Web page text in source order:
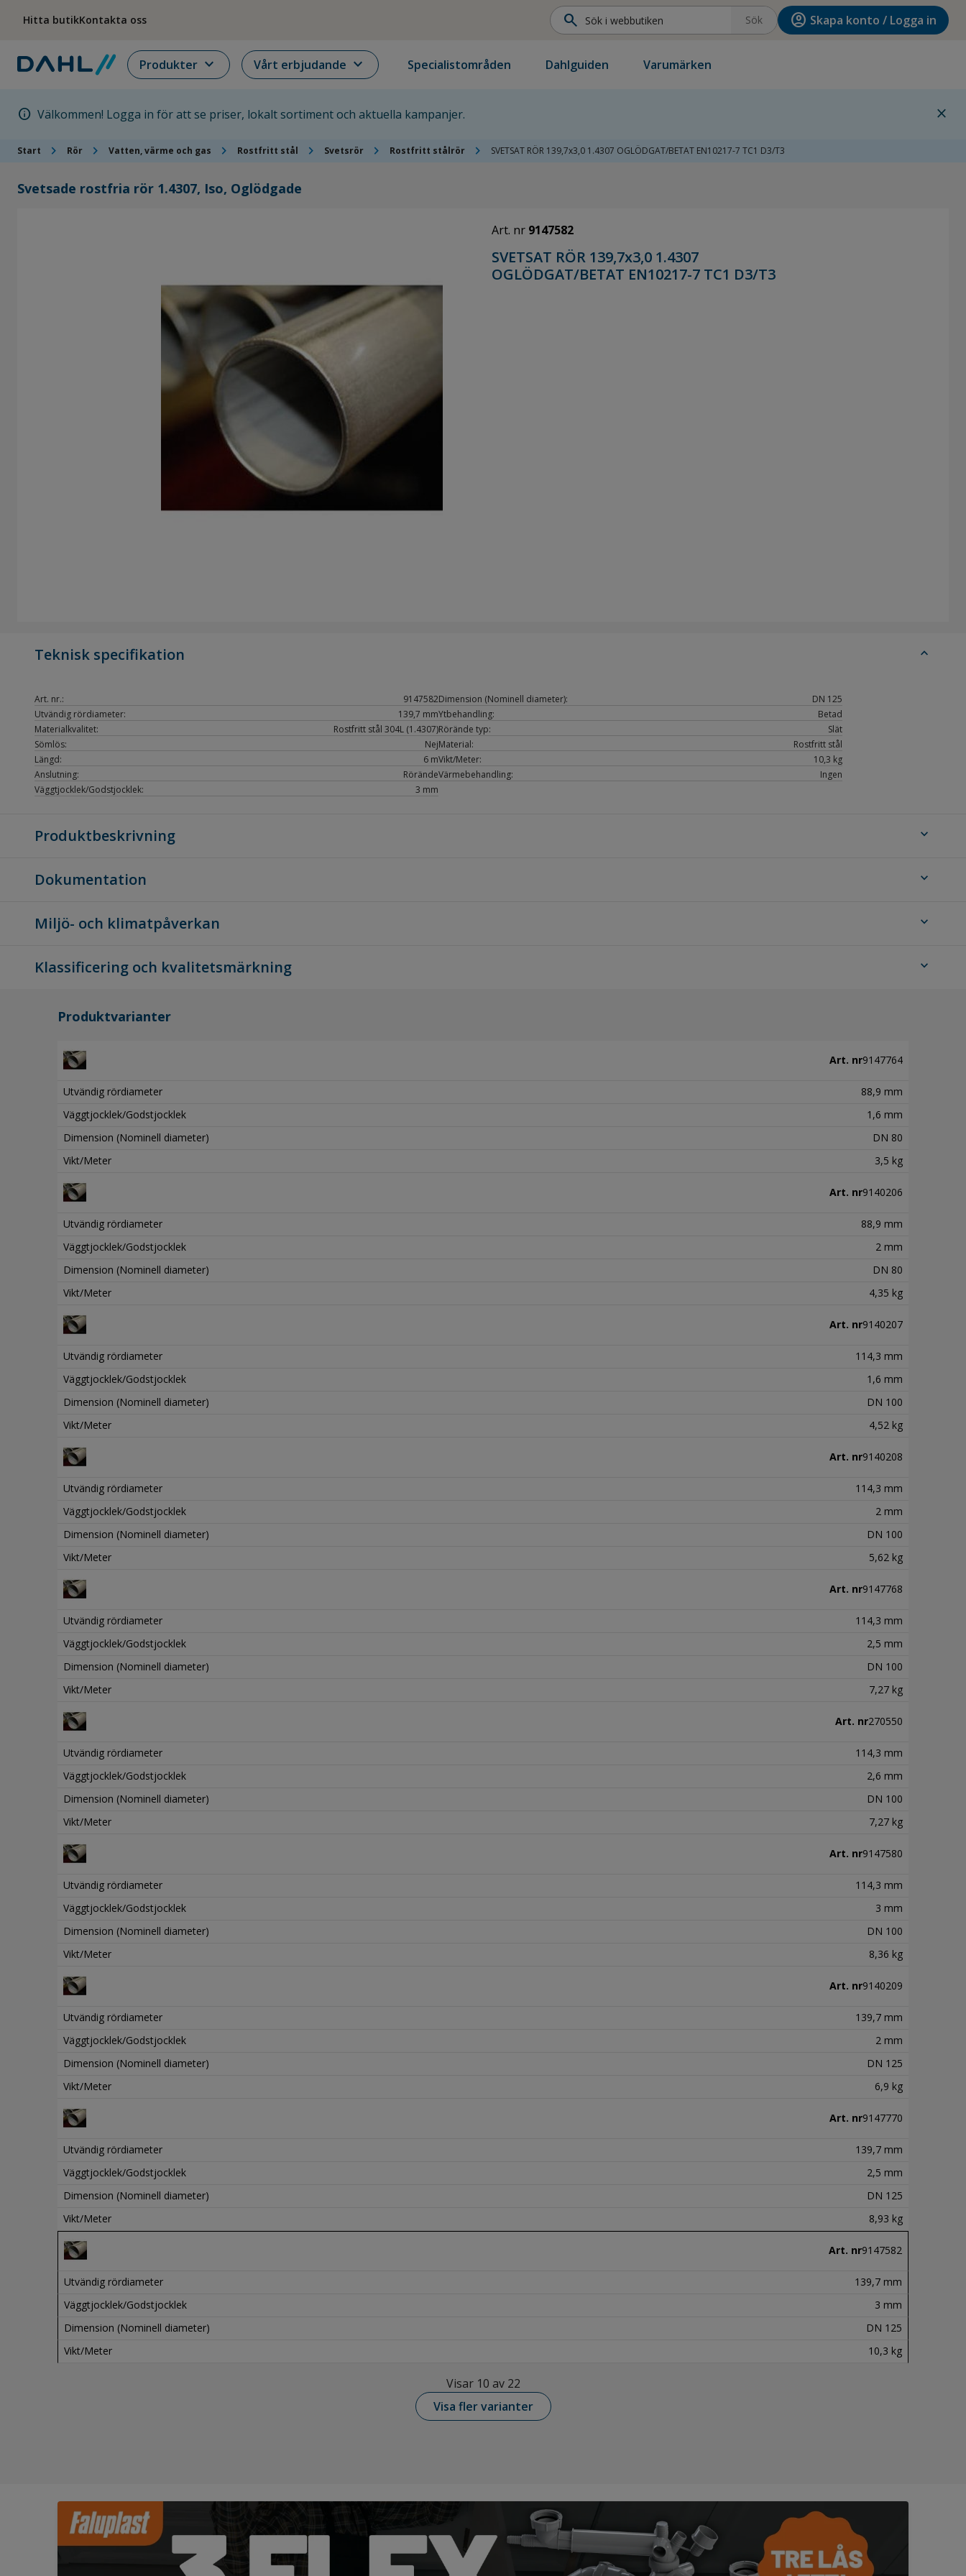
Hitta butikKontakta oss search Sök account_circle Skapa konto / Logga in
Produkter expand_more Vårt erbjudande expand_more Specialistområden Dahlguiden Varumärken
info Välkommen! Logga in för att se priser, lokalt sortiment och aktuella kampanjer. close
Start chevron_right Rör chevron_right Vatten, värme och gas chevron_right Rostfritt stål chevron_right Svetsrör chevron_right Rostfritt stålrör chevron_right SVETSAT RÖR 139,7x3,0 1.4307 OGLÖDGAT/BETAT EN10217-7 TC1 D3/T3
Svetsade rostfria rör 1.4307, Iso, Oglödgade
Art. nr 9147582
SVETSAT RÖR 139,7x3,0 1.4307
OGLÖDGAT/BETAT EN10217-7 TC1 D3/T3
Teknisk specifikation expand_less
Art. nr.:
9147582
Utvändig rördiameter:
139,7 mm
Materialkvalitet:
Rostfritt stål 304L (1.4307)
Sömlös:
Nej
Längd:
6 m
Anslutning:
Rörände
Väggtjocklek/Godstjocklek:
3 mm
Dimension (Nominell diameter):
DN 125
Ytbehandling:
Betad
Rörände typ:
Slät
Material:
Rostfritt stål
Vikt/Meter:
10,3 kg
Värmebehandling:
Ingen
Produktbeskrivning expand_more
Dokumentation expand_more
Miljö- och klimatpåverkan expand_more
Klassificering och kvalitetsmärkning expand_more
Produktvarianter
Art. nr9147764
Utvändig rördiameter
88,9 mm
Väggtjocklek/Godstjocklek
1,6 mm
Dimension (Nominell diameter)
DN 80
Vikt/Meter
3,5 kg
Art. nr9140206
Utvändig rördiameter
88,9 mm
Väggtjocklek/Godstjocklek
2 mm
Dimension (Nominell diameter)
DN 80
Vikt/Meter
4,35 kg
Art. nr9140207
Utvändig rördiameter
114,3 mm
Väggtjocklek/Godstjocklek
1,6 mm
Dimension (Nominell diameter)
DN 100
Vikt/Meter
4,52 kg
Art. nr9140208
Utvändig rördiameter
114,3 mm
Väggtjocklek/Godstjocklek
2 mm
Dimension (Nominell diameter)
DN 100
Vikt/Meter
5,62 kg
Art. nr9147768
Utvändig rördiameter
114,3 mm
Väggtjocklek/Godstjocklek
2,5 mm
Dimension (Nominell diameter)
DN 100
Vikt/Meter
7,27 kg
Art. nr270550
Utvändig rördiameter
114,3 mm
Väggtjocklek/Godstjocklek
2,6 mm
Dimension (Nominell diameter)
DN 100
Vikt/Meter
7,27 kg
Art. nr9147580
Utvändig rördiameter
114,3 mm
Väggtjocklek/Godstjocklek
3 mm
Dimension (Nominell diameter)
DN 100
Vikt/Meter
8,36 kg
Art. nr9140209
Utvändig rördiameter
139,7 mm
Väggtjocklek/Godstjocklek
2 mm
Dimension (Nominell diameter)
DN 125
Vikt/Meter
6,9 kg
Art. nr9147770
Utvändig rördiameter
139,7 mm
Väggtjocklek/Godstjocklek
2,5 mm
Dimension (Nominell diameter)
DN 125
Vikt/Meter
8,93 kg
Art. nr9147582
Utvändig rördiameter
139,7 mm
Väggtjocklek/Godstjocklek
3 mm
Dimension (Nominell diameter)
DN 125
Vikt/Meter
10,3 kg
Visar 10 av 22
Visa fler varianter